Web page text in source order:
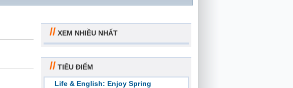
// XEM NHIỀU NHẤT
// TIÊU ĐIỂM
Life & English: Enjoy Spring